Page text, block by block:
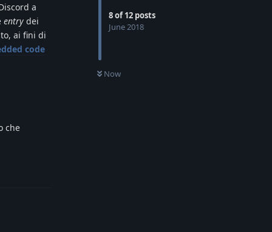
8of12 posts
June 2018
Now
a
entry dei
ai fini di
code
che